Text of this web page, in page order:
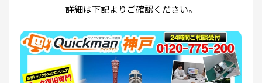
詳細は下記よりご確認ください。